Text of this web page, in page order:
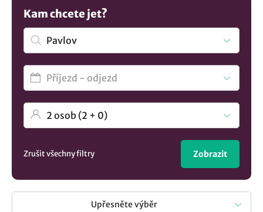
ubytování v lokalitě Pavlov
Kam chcete jet?
Zrušit všechny filtry Zobrazit
Upřesněte výběr